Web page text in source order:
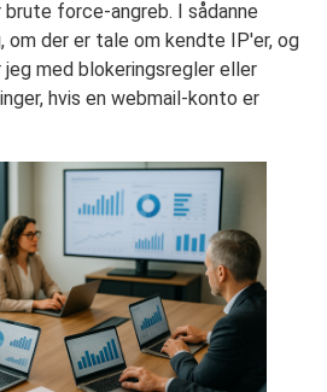
force-angreb. I sådanne
der er tale om kendte IP'er, og
med blokeringsregler eller
hvis en webmail-konto er